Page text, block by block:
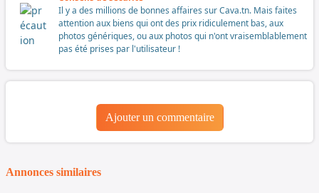
Il y a des millions de bonnes affaires sur Cava.tn. Mais faites
attention aux biens qui ont des prix ridiculement bas, aux
photos génériques, ou aux photos qui n'ont vraisemblablement
pas été prises par l'utilisateur !
Ajouter un commentaire
Annonces similaires